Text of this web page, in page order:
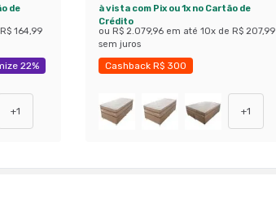
de
R$ 164,99
22%
+1
à vista com Pix ou 1x no Cartão de
Crédito
ou R$ 2.079,96 em até 10x de R$ 207,99
sem juros
Cashback R$ 300
+1